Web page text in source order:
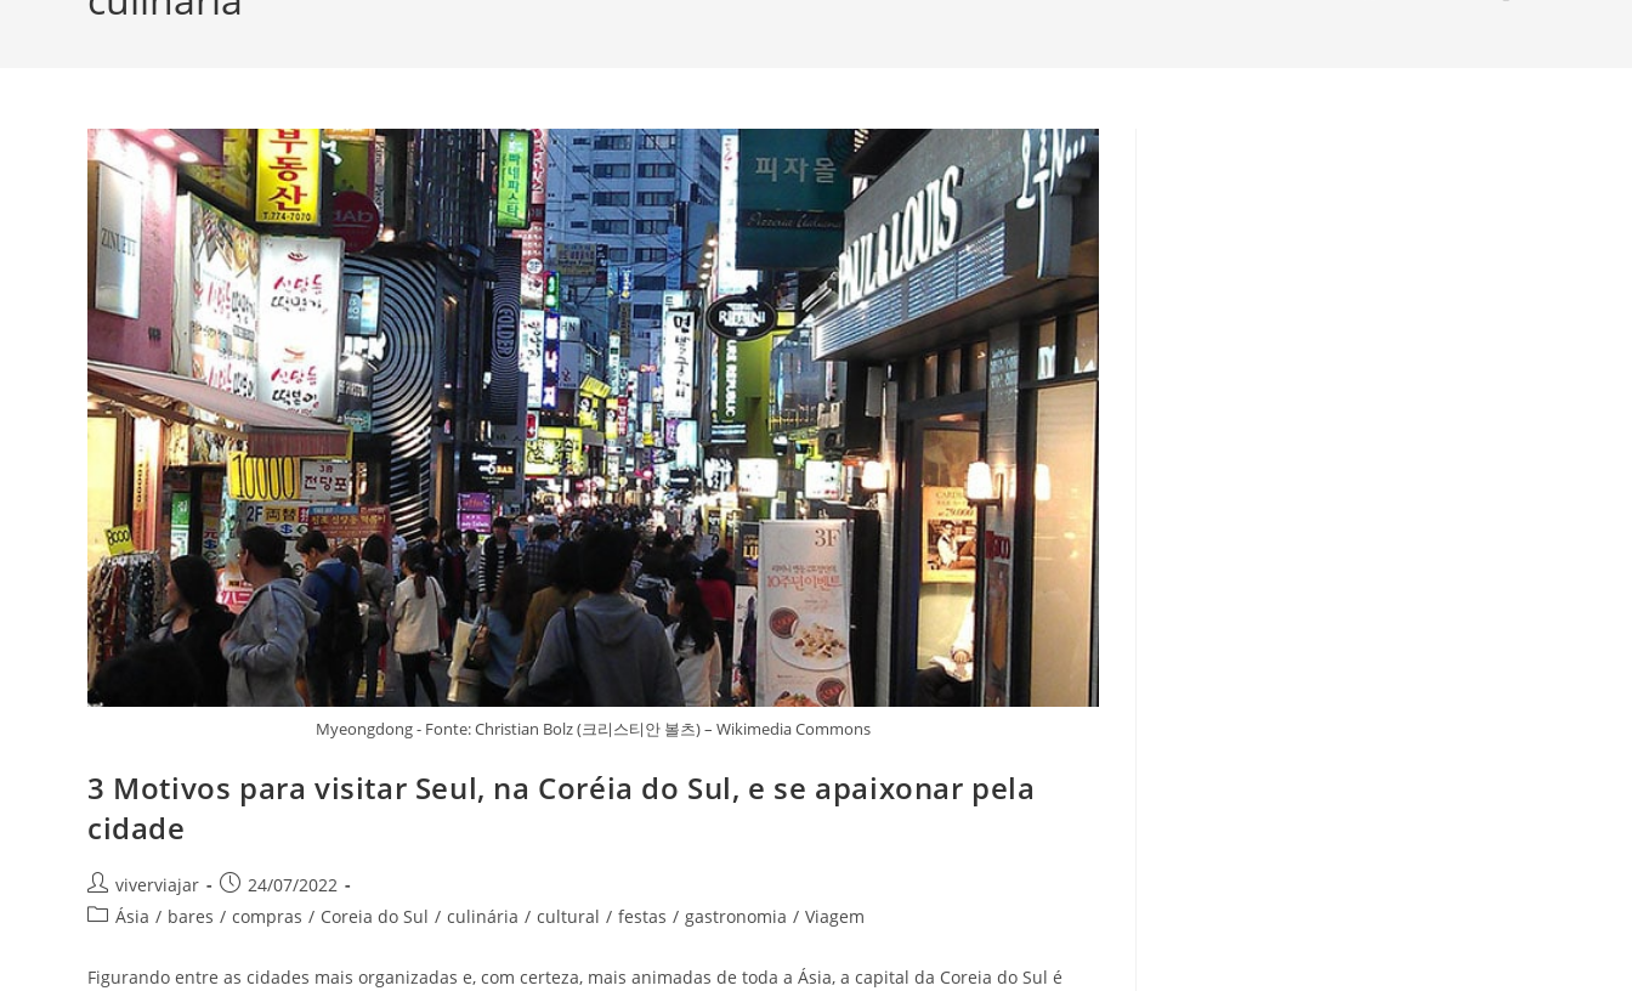
Myeongdong - Fonte: Christian Bolz (크리스티안 볼츠) – Wikimedia Commons
3 Motivos para visitar Seul, na Coréia do Sul, e se apaixonar pela
cidade
Autor
do
viverviajar
Post
publicado:
24/07/2022
Categoria
post:
Ásia / bares / compras / Coreia do Sul / culinária / cultural / festas / gastronomia / Viagem
Figurando entre as cidades mais organizadas e, com certeza, mais animadas de toda a Ásia, a capital da Coreia do Sul é